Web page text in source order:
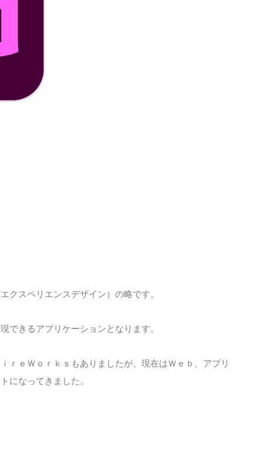
スペリエンスデザイン）の略です。
できるアプリケーションとなります。
ｒｅＷｏｒｋｓもありましたが、現在はＷｅｂ、アプリ
になってきました。